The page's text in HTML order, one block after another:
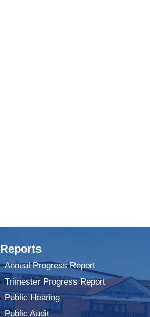
Reports
Annual Progress Report
Trimester Progress Report
Public Hearing
Public Audit